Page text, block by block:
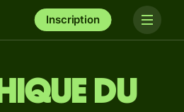
Inscription
du